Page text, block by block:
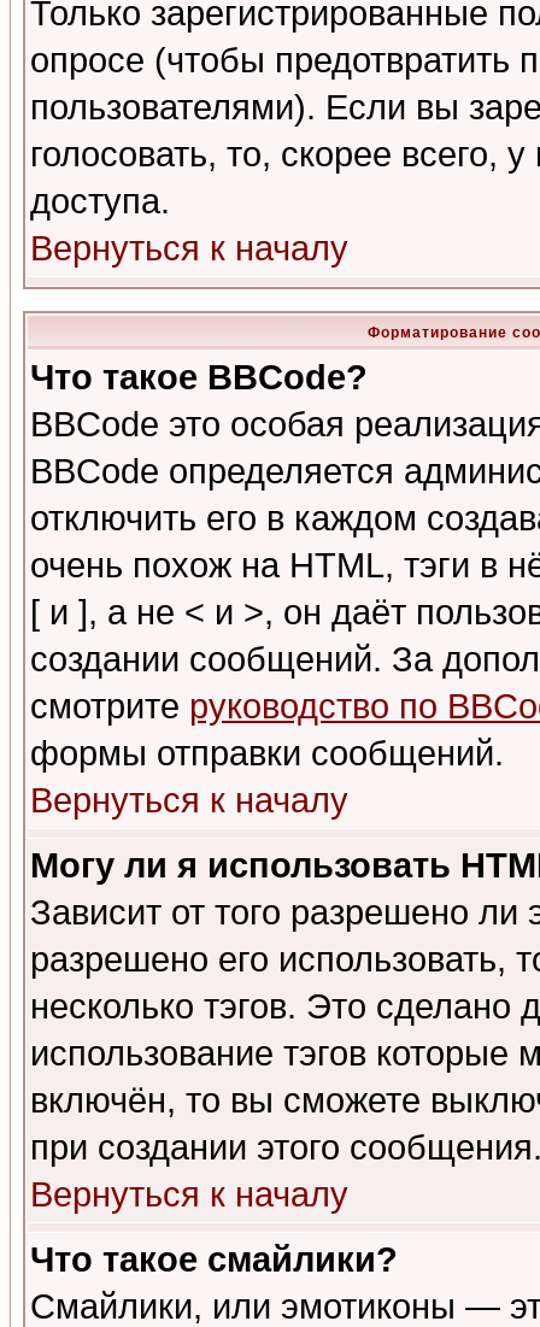
Только зарегистрированные
опросе (чтобы предотвратить
пользователями). Если вы
голосовать, то, скорее всего,
доступа.
Вернуться к началу
Форматирование
Что такое BBCode?
BBCode это особая
BBCode определяется
отключить его в каждом
очень похож на HTML, тэги в
[ и ], а не < и >, он даёт
создании сообщений. За
смотрите руководство по
формы отправки сообщений.
Вернуться к началу
Могу ли я использовать
Зависит от того разрешено
разрешено его использовать,
несколько тэгов. Это сделано
использование тэгов
включён, то вы сможете
при создании этого
Вернуться к началу
Что такое смайлики?
Смайлики, или эмотиконы —